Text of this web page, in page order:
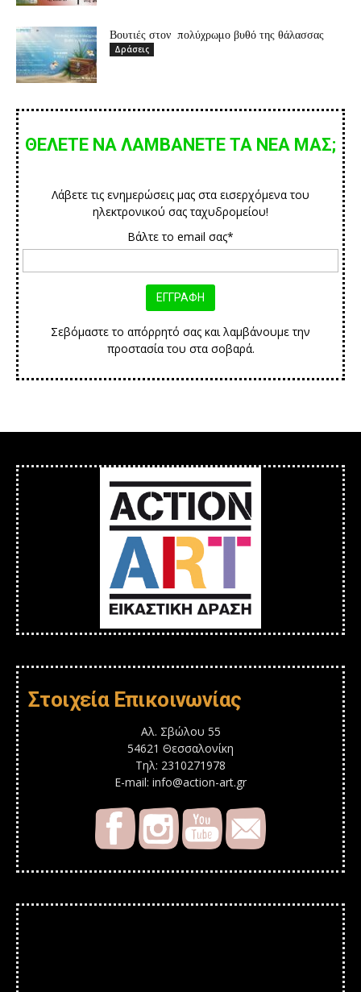
Βουτιές στον πολύχρωμο βυθό της θάλασσας
Δράσεις
ΘΕΛΕΤΕ ΝΑ ΛΑΜΒΑΝΕΤΕ ΤΑ ΝΕΑ ΜΑΣ;
Λάβετε τις ενημερώσεις μας στα εισερχόμενα του
ηλεκτρονικού σας ταχυδρομείου!
Βάλτε το email σας*
Σεβόμαστε το απόρρητό σας και λαμβάνουμε την
προστασία του στα σοβαρά.
Στοιχεία Επικοινωνίας
Αλ. Σβώλου 55
54621 Θεσσαλονίκη
Τηλ: 2310271978
E-mail: info@action-art.gr